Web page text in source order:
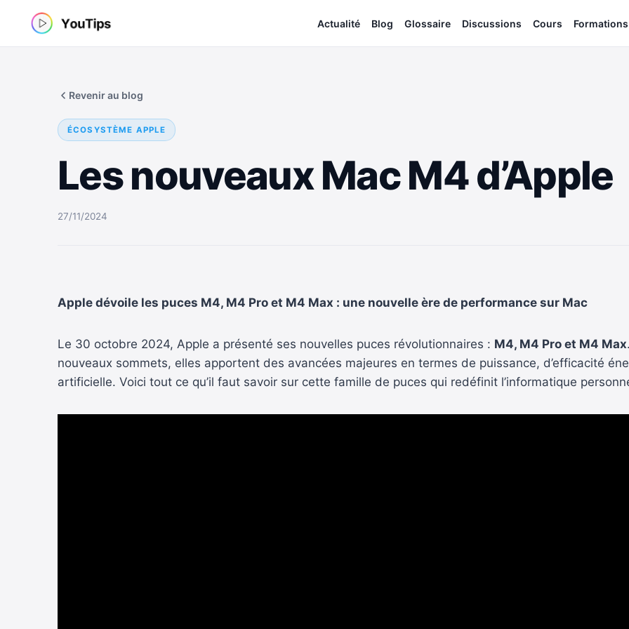
Actualité Blog Glossaire Discussions Cours Formations
Revenir au blog
ÉCOSYSTÈME APPLE
Les nouveaux Mac M4 d’Apple
27/11/2024
Apple dévoile les puces M4, M4 Pro et M4 Max : une nouvelle ère de performance sur Mac
Le 30 octobre 2024, Apple a présenté ses nouvelles puces révolutionnaires : M4, M4 Pro et M4 Max
nouveaux sommets, elles apportent des avancées majeures en termes de puissance, d’efficacité
artificielle. Voici tout ce qu’il faut savoir sur cette famille de puces qui redéfinit l’informatique